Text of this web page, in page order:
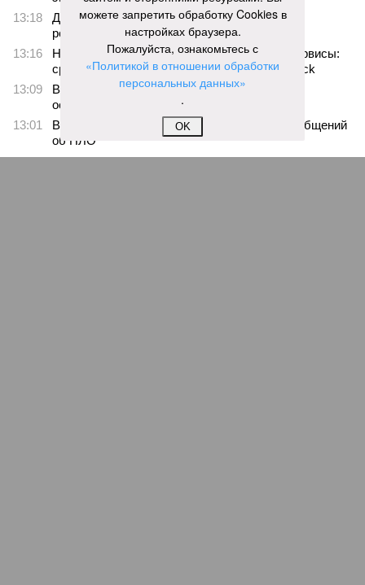
Киев перешёл к террору гражданских, пора давать
адекватный ответ
можете запретить обработку Cookies в
настройках браузера.
Пожалуйста, ознакомьтесь с
«Политикой в отношении обработки
персональных данных»
.
OK